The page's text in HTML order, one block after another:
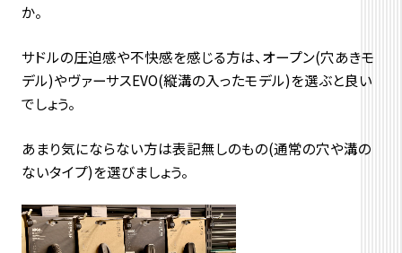
か。
サドルの圧迫感や不快感を感じる方は、オープン(穴あきモ
デル)やヴァーサスEVO(縦溝の入ったモデル)を選ぶと良い
でしょう。
あまり気にならない方は表記無しのもの(通常の穴や溝の
ないタイプ)を選びましょう。